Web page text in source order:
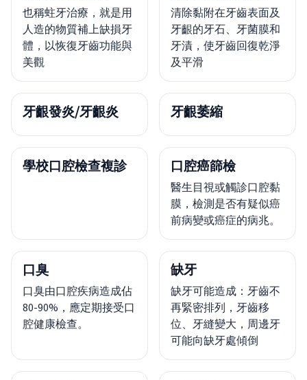
也稱蛀牙治療，就是用
人造的物質補上缺損牙
體，以恢復牙齒功能與
美觀
清除黏附在牙齒表面及
牙齦的牙石、牙菌膜和
牙漬，使牙齒回復乾淨
及平滑
牙齦發炎/牙齦炎 牙齦萎縮
學校口腔檢查複診 口腔癌篩檢
醫生目視或觸診口腔黏
膜，檢測是否有疑似癌
前病變或癌症的病兆。
口臭
口臭由口腔疾病造成佔
80-90%，應定期接受口
腔健康檢查。
缺牙
缺牙可能造成：牙齒不
再緊密排列，牙齒移
位、牙縫變大，周邊牙
可能向缺牙處傾倒